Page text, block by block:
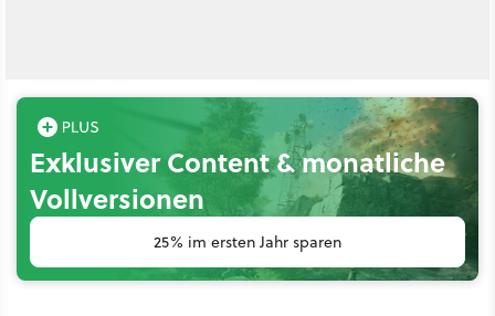
Exklusiver Content & monatliche
Vollversionen
25% im ersten Jahr sparen